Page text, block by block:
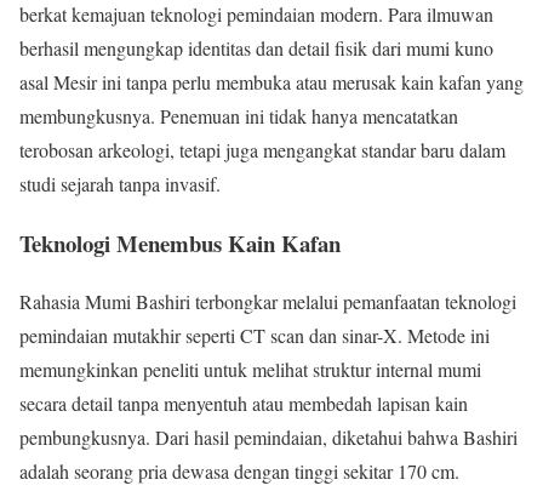
berkat kemajuan teknologi pemindaian modern. Para ilmuwan
berhasil mengungkap identitas dan detail fisik dari mumi kuno
asal Mesir ini tanpa perlu membuka atau merusak kain kafan yang
membungkusnya. Penemuan ini tidak hanya mencatatkan
terobosan arkeologi, tetapi juga mengangkat standar baru dalam
studi sejarah tanpa invasif.
Teknologi Menembus Kain Kafan
Rahasia Mumi Bashiri terbongkar melalui pemanfaatan teknologi
pemindaian mutakhir seperti CT scan dan sinar-X. Metode ini
memungkinkan peneliti untuk melihat struktur internal mumi
secara detail tanpa menyentuh atau membedah lapisan kain
pembungkusnya. Dari hasil pemindaian, diketahui bahwa Bashiri
adalah seorang pria dewasa dengan tinggi sekitar 170 cm.